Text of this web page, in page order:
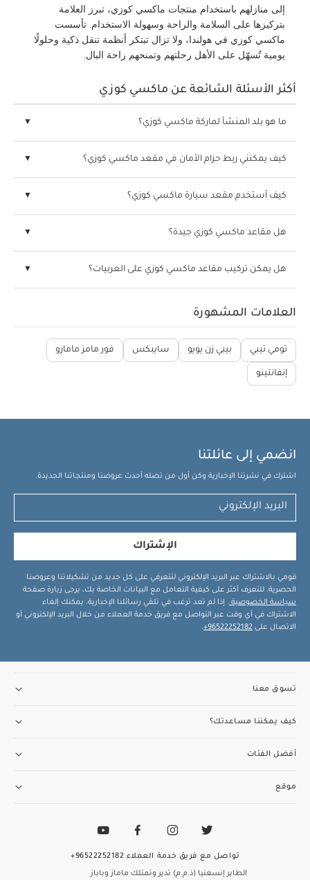
إلى منازلهم باستخدام منتجات ماكسي كوزي، تبرز العلامة
بتركيزها على السلامة والراحة وسهولة الاستخدام. تأسست
ماكسي كوزي في هولندا، ولا تزال تبتكر أنظمة تنقل ذكية وحلولًا
يومية تُسهّل على الأهل رحلتهم وتمنحهم راحة البال.
أكثر الأسئلة الشائعة عن ماكسي كوزي
ما هو بلد المنشأ لماركة ماكسي كوزي؟
كيف يمكنني ربط حزام الأمان في مقعد ماكسي كوزي؟
كيف أستخدم مقعد سيارة ماكسي كوزي؟
هل مقاعد ماكسي كوزي جيدة؟
هل يمكن تركيب مقاعد ماكسي كوزي على العربيات؟
العلامات المشهورة
تومي تيبي بيبي زن يويو سايبكس فور مامز مامارو
إنفانتينو
انضمي إلى عائلتنا
اشترك في نشرتنا الإخبارية وكن أول من تصله أحدث عروضنا ومنتجاتنا الجديدة.
الإشتراك
قومي بالاشتراك عبر البريد الإلكتروني لتتعرفي على كل جديد من تشكيلاتنا وعروضنا
الحصرية. للتعرف أكثر على كيفية التعامل مع البيانات الخاصة بك، يرجى زيارة صفحة
سياسة الخصوصية . إذا لم تعد ترغب في تلقي رسائلنا الإخبارية، يمكنك إلغاء
الاشتراك في أي وقت عبر التواصل مع فريق خدمة العملاء من خلال البريد الإلكتروني أو
الاتصال على 96522252182+
.
تسوق معنا
كيف يمكننا مساعدتك؟
أفضل الفئات
موقع
الطاير إنسغنيا (ذ.م.م) تدير وتمتلك ماماز وباباز
تواصل مع فريق خدمة العملاء 96522252182+